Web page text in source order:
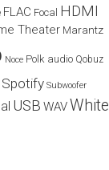
FLAC Focal HDMI
Theater Marantz
Noce Polk audio Qobuz
Spotify Subwoofer
USB WAVWhite